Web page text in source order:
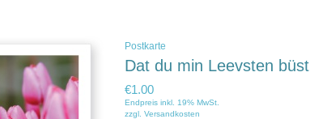
Postkarte
Dat du min Leevsten büst
€1.00
Endpreis inkl. 19% MwSt.
zzgl. Versandkosten